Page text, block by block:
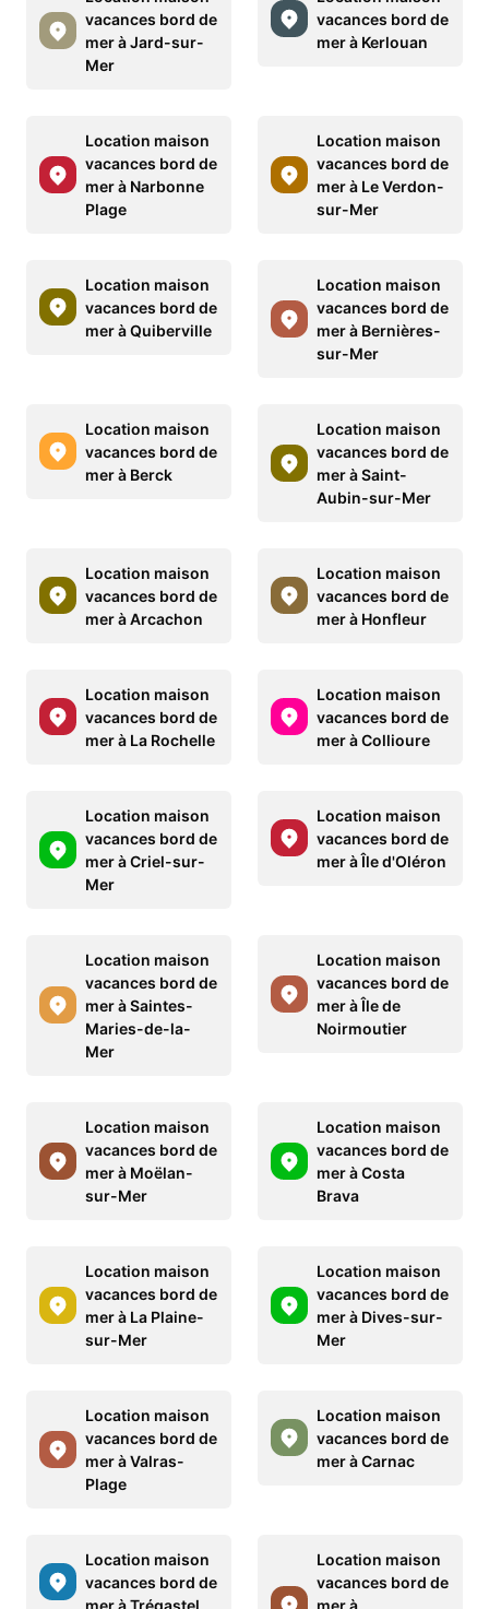
vacances bord de
mer à Jard-sur-
Mer
vacances bord de
mer à Kerlouan
Location maison
vacances bord de
mer à Narbonne
Plage
Location maison
vacances bord de
mer à Le Verdon-
sur-Mer
Location maison
vacances bord de
mer à Quiberville
Location maison
vacances bord de
mer à Bernières-
sur-Mer
Location maison
vacances bord de
mer à Berck
Location maison
vacances bord de
mer à Saint-
Aubin-sur-Mer
Location maison
vacances bord de
mer à Arcachon
Location maison
vacances bord de
mer à Honfleur
Location maison
vacances bord de
mer à La Rochelle
Location maison
vacances bord de
mer à Collioure
Location maison
vacances bord de
mer à Criel-sur-
Mer
Location maison
vacances bord de
mer à Île d'Oléron
Location maison
vacances bord de
mer à Saintes-
Maries-de-la-
Mer
Location maison
vacances bord de
mer à Île de
Noirmoutier
Location maison
vacances bord de
mer à Moëlan-
sur-Mer
Location maison
vacances bord de
mer à Costa
Brava
Location maison
vacances bord de
mer à La Plaine-
sur-Mer
Location maison
vacances bord de
mer à Dives-sur-
Mer
Location maison
vacances bord de
mer à Valras-
Plage
Location maison
vacances bord de
mer à Carnac
Location maison
vacances bord de
mer à Trégastel
Location maison
vacances bord de
mer à